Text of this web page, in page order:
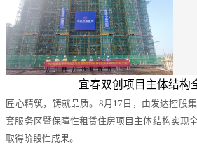
宜春双创项目主体结构
匠心精筑，铸就品质。8月17日，由发达控股
套服务区暨保障性租赁住房项目主体结构实现
取得阶段性成果。